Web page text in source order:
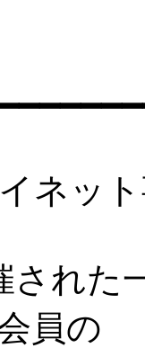
ネッ
れた
員の